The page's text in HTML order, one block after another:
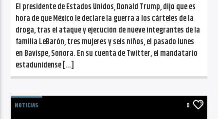
El presidente de Estados Unidos, Donald Trump, dijo que es
hora de que México le declare la guerra a los cárteles de la
droga, tras el ataque y ejecución de nueve integrantes de la
familia LeBarón, tres mujeres y seis niños, el pasado lunes
en Bavispe, Sonora. En su cuenta de Twitter, el mandatario
estadunidense […]
NOTICIAS 0